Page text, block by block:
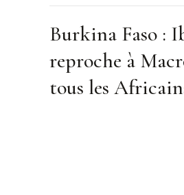
Burkina Faso :
reproche à
tous les